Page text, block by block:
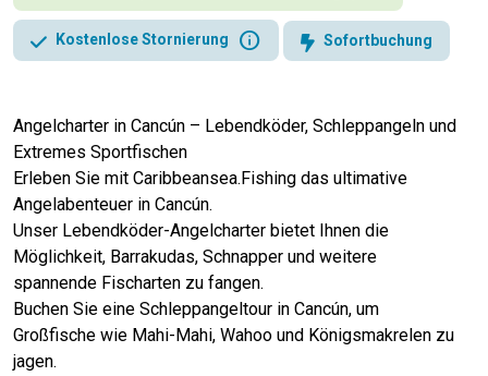
Kostenlose Stornierung info Sofortbuchung
Angelcharter in Cancún – Lebendköder, Schleppangeln und
Extremes Sportfischen
Erleben Sie mit Caribbeansea.Fishing das ultimative
Angelabenteuer in Cancún.
Unser Lebendköder-Angelcharter bietet Ihnen die
Möglichkeit, Barrakudas, Schnapper und weitere
spannende Fischarten zu fangen.
Buchen Sie eine Schleppangeltour in Cancún, um
Großfische wie Mahi-Mahi, Wahoo und Königsmakrelen zu
jagen.